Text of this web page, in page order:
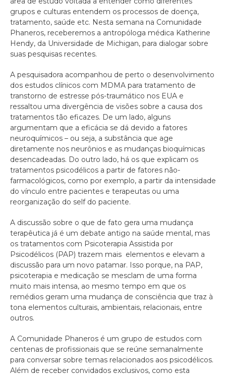
grupos e culturas entendem os processos de doença,
tratamento, saúde etc. Nesta semana na Comunidade
Phaneros, receberemos a antropóloga médica Katherine
Hendy, da Universidade de Michigan, para dialogar sobre
suas pesquisas recentes.
A pesquisadora acompanhou de perto o desenvolvimento
dos estudos clínicos com MDMA para tratamento de
transtorno de estresse pós-traumático nos EUA e
ressaltou uma divergência de visões sobre a causa dos
tratamentos tão eficazes. De um lado, alguns
argumentam que a eficácia se dá devido a fatores
neuroquímicos – ou seja, a substância que age
diretamente nos neurônios e as mudanças bioquímicas
desencadeadas. Do outro lado, há os que explicam os
tratamentos psicodélicos a partir de fatores não-
farmacológicos, como por exemplo, a partir da intensidade
do vínculo entre pacientes e terapeutas ou uma
reorganização do self do paciente.
A discussão sobre o que de fato gera uma mudança
terapêutica já é um debate antigo na saúde mental, mas
os tratamentos com Psicoterapia Assistida por
Psicodélicos (PAP) trazem mais elementos e elevam a
discussão para um novo patamar. Isso porque, na PAP,
psicoterapia e medicação se mesclam de uma forma
muito mais intensa, ao mesmo tempo em que os
remédios geram uma mudança de consciência que traz à
tona elementos culturais, ambientais, relacionais, entre
outros.
A Comunidade Phaneros é um grupo de estudos com
centenas de profissionais que se reúne semanalmente
para conversar sobre temas relacionados aos psicodélicos.
Além de receber convidados exclusivos, como esta